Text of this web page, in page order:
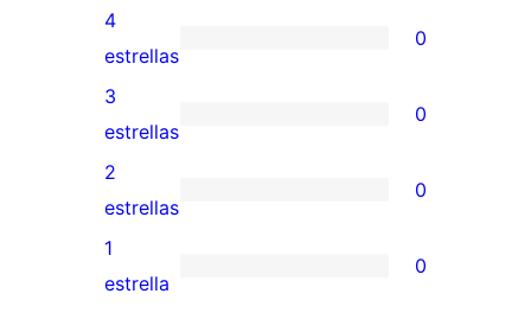
valoración
de
5
estrellas
0
valoraciones
de
4
estrellas
4
estrellas
0
0
valoraciones
de
3
estrellas
3
estrellas
0
0
valoraciones
de
2
estrellas
0
0
1
estrella
0